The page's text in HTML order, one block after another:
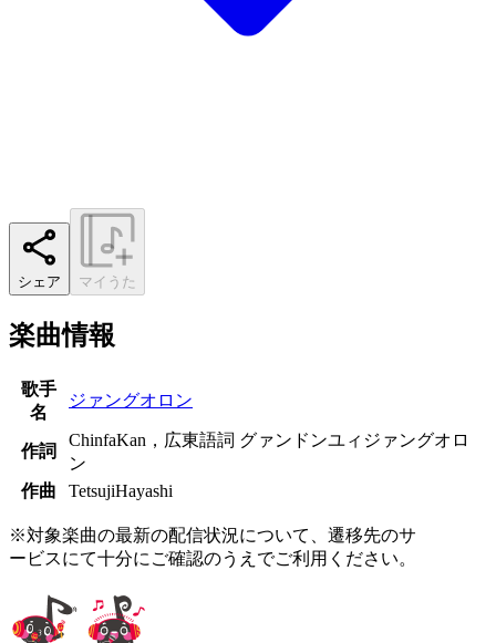
シェア マイうた
楽曲情報
歌手
名
ジァングオロン
作詞
ChinfaKan，広東語詞 グァンドンユィジァングオロ
ン
作曲
TetsujiHayashi
※対象楽曲の最新の配信状況について、遷移先のサ
ービスにて十分にご確認のうえでご利用ください。